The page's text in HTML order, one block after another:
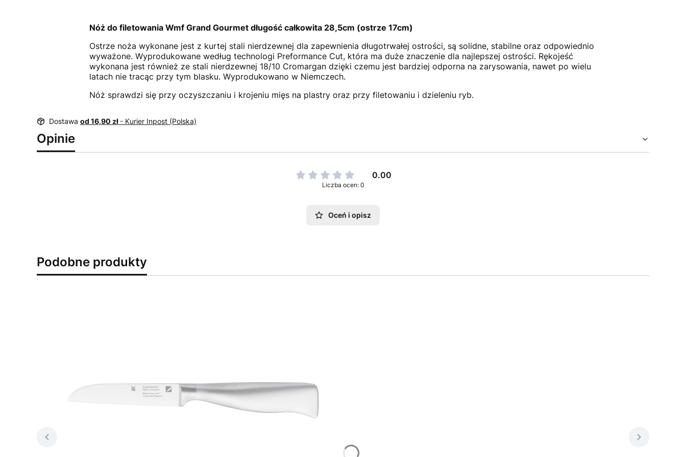
Nóż do filetowania Wmf Grand Gourmet długość całkowita 28,5cm (ostrze 17cm)
Ostrze noża wykonane jest z kurtej stali nierdzewnej dla zapewnienia długotrwałej ostrości, są solidne, stabilne oraz odpowiednio
wyważone. Wyprodukowane według technologi Preformance Cut, która ma duże znaczenie dla najlepszej ostrości. Rękojeść
wykonana jest również ze stali nierdzewnej 18/10 Cromargan dzięki czemu jest bardziej odporna na zarysowania, nawet po wielu
latach nie tracąc przy tym blasku. Wyprodukowano w Niemczech.
Nóż sprawdzi się przy oczyszczaniu i krojeniu mięs na plastry oraz przy filetowaniu i dzieleniu ryb.
Dostawa od 16,90 zł - Kurier Inpost (Polska)
Opinie
0.00
Liczba ocen: 0
Oceń i opisz
Podobne produkty